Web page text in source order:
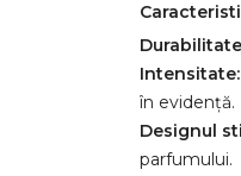
Intensitate:
în evidență.
Designul
parfumului.